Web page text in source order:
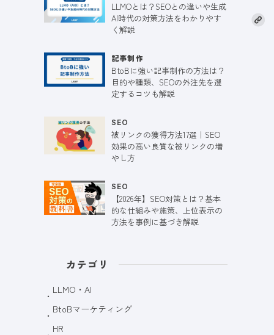
LLMOとは？SEOとの違いや生成
AI時代の対策方法をわかりやす
く解説
記事制作
BtoBに強い記事制作の方法は？
目的や種類、SEOの外注先を選
定するコツも解説
SEO
被リンクの獲得方法17選｜SEO
効果の高い良質な被リンクの増
やし方
SEO
【2026年】SEO対策とは？基本
的な仕組みや施策、上位表示の
方法を事例に基づき解説
カテゴリ
LLMO・AI
BtoBマーケティング
HR